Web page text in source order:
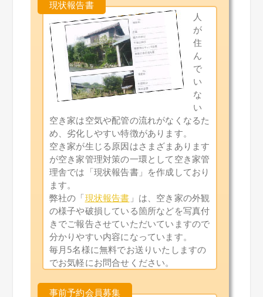
人
が
住
ん
で
い
な
い
空き家は空気や配管の流れがなくなるた
め、劣化しやすい特徴があります。
空き家が生じる原因はさまざまあります
が空き家管理対策の一環として空き家管
理舎では「現状報告書」を作成しており
ます。
弊社の「現状報告書 」は、空き家の外観
の様子や破損している箇所などを写真付
きでご報告させていただいていますので
分かりやすい内容になっています。
毎月5名様に無料でお送りいたしますの
でお気軽にお問合せください。